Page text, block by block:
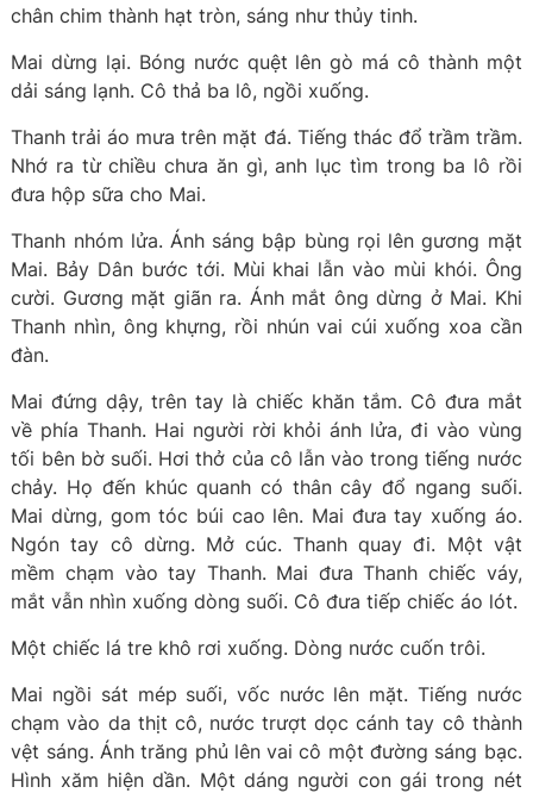
chân chim thành hạt tròn, sáng như thủy tinh.
Mai dừng lại. Bóng nước quệt lên gò má cô thành một
dải sáng lạnh. Cô thả ba lô, ngồi xuống.
Thanh trải áo mưa trên mặt đá. Tiếng thác đổ trầm trầm.
Nhớ ra từ chiều chưa ăn gì, anh lục tìm trong ba lô rồi
đưa hộp sữa cho Mai.
Thanh nhóm lửa. Ánh sáng bập bùng rọi lên gương mặt
Mai. Bảy Dân bước tới. Mùi khai lẫn vào mùi khói. Ông
cười. Gương mặt giãn ra. Ánh mắt ông dừng ở Mai. Khi
Thanh nhìn, ông khựng, rồi nhún vai cúi xuống xoa cần
đàn.
Mai đứng dậy, trên tay là chiếc khăn tắm. Cô đưa mắt
về phía Thanh. Hai người rời khỏi ánh lửa, đi vào vùng
tối bên bờ suối. Hơi thở của cô lẫn vào trong tiếng nước
chảy. Họ đến khúc quanh có thân cây đổ ngang suối.
Mai dừng, gom tóc búi cao lên. Mai đưa tay xuống áo.
Ngón tay cô dừng. Mở cúc. Thanh quay đi. Một vật
mềm chạm vào tay Thanh. Mai đưa Thanh chiếc váy,
mắt vẫn nhìn xuống dòng suối. Cô đưa tiếp chiếc áo lót.
Một chiếc lá tre khô rơi xuống. Dòng nước cuốn trôi.
Mai ngồi sát mép suối, vốc nước lên mặt. Tiếng nước
chạm vào da thịt cô, nước trượt dọc cánh tay cô thành
vệt sáng. Ánh trăng phủ lên vai cô một đường sáng bạc.
Hình xăm hiện dần. Một dáng người con gái trong nét